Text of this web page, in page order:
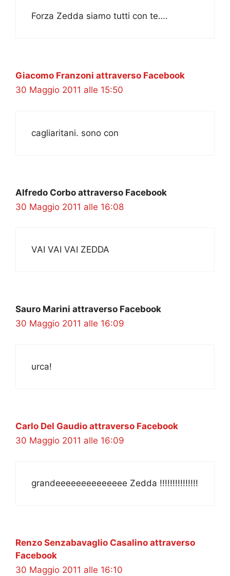
Forza Zedda siamo tutti con te….
Giacomo Franzoni attraverso Facebook
30 Maggio 2011 alle 15:50
cagliaritani. sono con
Alfredo Corbo attraverso Facebook
30 Maggio 2011 alle 16:08
VAI VAI VAI ZEDDA
Sauro Marini attraverso Facebook
30 Maggio 2011 alle 16:09
urca!
Carlo Del Gaudio attraverso Facebook
30 Maggio 2011 alle 16:09
grandeeeeeeeeeeeeee Zedda !!!!!!!!!!!!!!!
Renzo Senzabavaglio Casalino attraverso
Facebook
30 Maggio 2011 alle 16:10